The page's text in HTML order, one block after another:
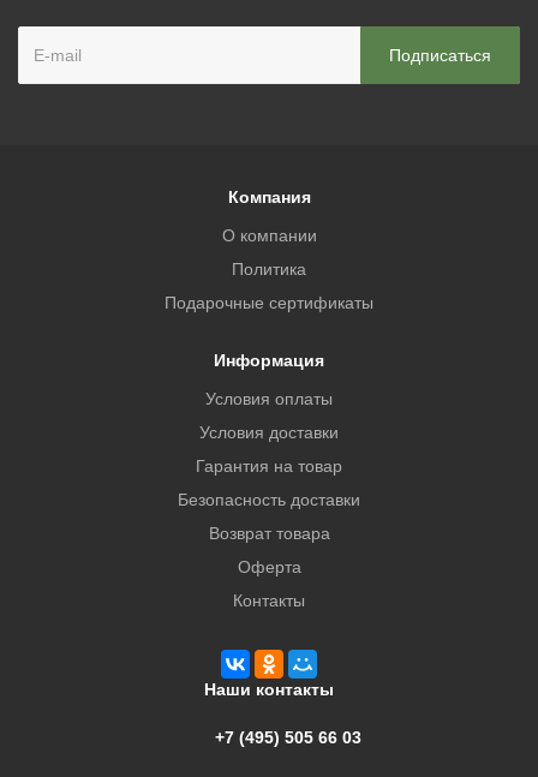
Компания
О компании
Политика
Подарочные сертификаты
Информация
Условия оплаты
Условия доставки
Гарантия на товар
Безопасность доставки
Возврат товара
Оферта
Контакты
Наши контакты
+7 (495) 505 66 03